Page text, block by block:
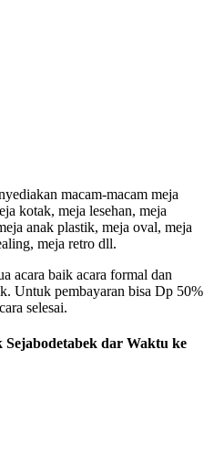
macam-macam meja
kotak, meja lesehan, meja
anak plastik, meja oval, meja
meja retro dll.
acara baik acara formal dan
Untuk pembayaran bisa Dp 50%
selesai.
Sejabodetabek dar Waktu ke